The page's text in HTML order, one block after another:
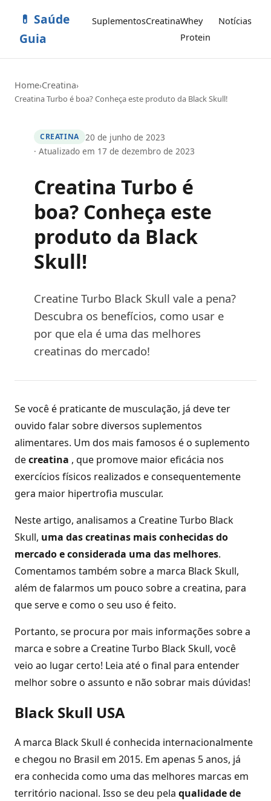
💊 Saúde
Guia
SuplementosCreatinaWhey
Protein
Notícias
Home›Creatina›
Creatina Turbo é boa? Conheça este produto da Black Skull!
CREATINA
20 de junho de 2023
· Atualizado em 17 de dezembro de 2023
Creatina Turbo é
boa? Conheça este
produto da Black
Skull!
Creatine Turbo Black Skull vale a pena?
Descubra os benefícios, como usar e
por que ela é uma das melhores
creatinas do mercado!
Se você é praticante de musculação, já deve ter
ouvido falar sobre diversos suplementos
alimentares. Um dos mais famosos é o suplemento
decreatina , que promove maior eficácia nos
exercícios físicos realizados e consequentemente
gera maior hipertrofia muscular.
Neste artigo, analisamos a Creatine Turbo Black
Skull, uma das creatinas mais conhecidas do
mercado e considerada uma das melhores.
Comentamos também sobre a marca Black Skull,
além de falarmos um pouco sobre a creatina, para
que serve e como o seu uso é feito.
Portanto, se procura por mais informações sobre a
marca e sobre a Creatine Turbo Black Skull, você
veio ao lugar certo! Leia até o final para entender
melhor sobre o assunto e não sobrar mais dúvidas!
Black Skull USA
A marca Black Skull é conhecida internacionalmente
e chegou no Brasil em 2015. Em apenas 5 anos, já
era conhecida como uma das melhores marcas em
território nacional. Isso se deu pela qualidade de